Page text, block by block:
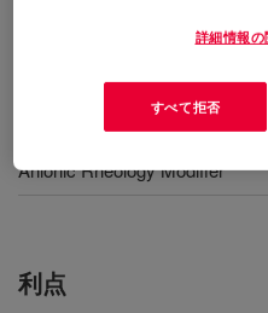
Architectural paint, specially
Anionic Rheology Modifier
利点
詳細情報の
すべて拒否